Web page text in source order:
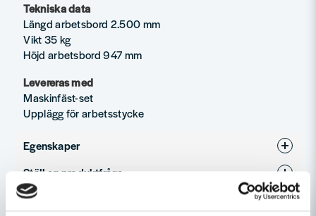
Tekniska data
Längd arbetsbord 2.500 mm
Vikt 35 kg
Höjd arbetsbord 947 mm
Levereras med
Maskinfäst-set
Upplägg för arbetsstycke
Egenskaper
Skrymmande
Ställ en produktfråga
question
Recensioner (1)